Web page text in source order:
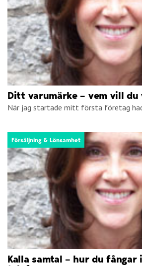
Ditt varumärke – vem vill du
När jag startade mitt första företag
Försäljning & Lönsamhet
Kalla samtal – hur du